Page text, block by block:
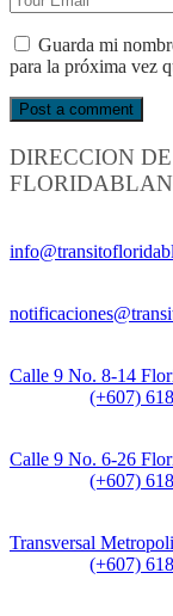
Guarda mi
para la próxima vez
DIRECCION
Calle 9 No. 8-14
(+607)
Calle 9 No. 6-26
(+607)
Transversal
(+607)